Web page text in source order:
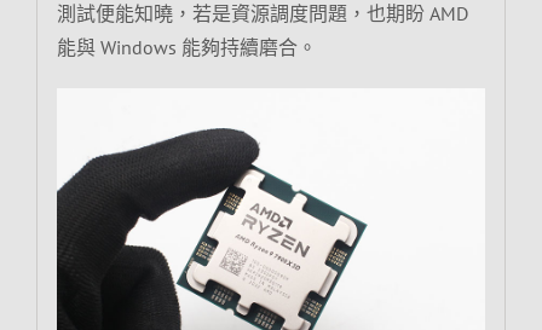
測試便能知曉，若是資源調度問題，也期盼 AMD
能與 Windows 能夠持續磨合。